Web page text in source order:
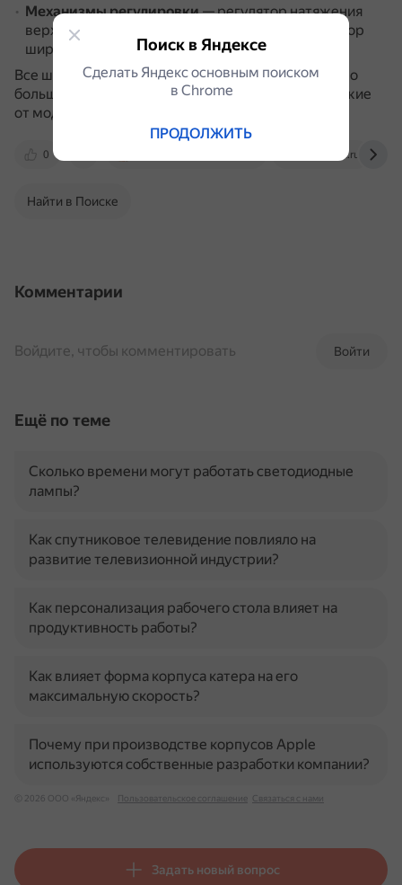
Механизмы регулировки— регулятор натяжения
верхней нити, регулятор длины стежка, регулятор
ширины зигзага.
Все швейные машины отличаются друг от друга, но
большинство из них имеют базовые функции, схожие
от модели к модели.
0 multiurok.ru
Найти в Поиске
Комментарии
Войти
Войдите, чтобы комментировать
Ещё по теме
Сколько времени могут работать светодиодные
лампы?
Как спутниковое телевидение повлияло на
развитие телевизионной индустрии?
Как персонализация рабочего стола влияет на
продуктивность работы?
Как влияет форма корпуса катера на его
максимальную скорость?
Почему при производстве корпусов Apple
используются собственные разработки компании?
© 2026 ООО «Яндекс» Пользовательское соглашение Связаться с нами
Задать новый вопрос
Поиск в Яндексе
Сделать Яндекс основным поиском
в Сhrome
ПРОДОЛЖИТЬ